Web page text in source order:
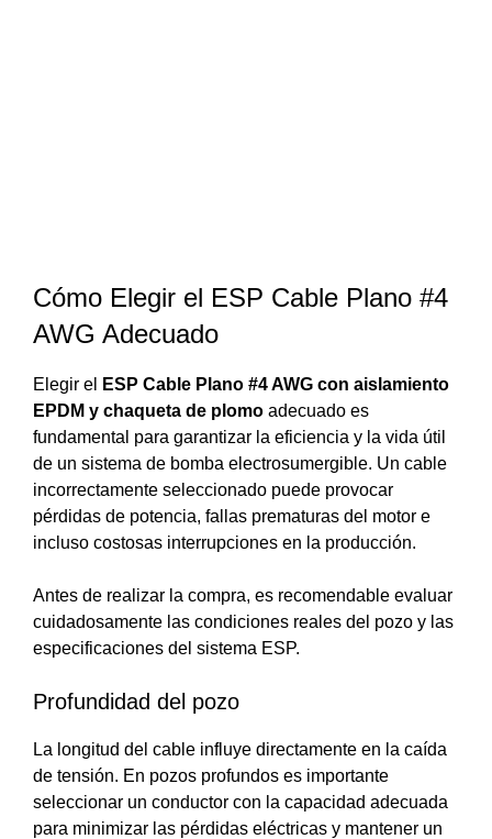
Cómo Elegir el ESP Cable Plano #4
AWG Adecuado
Elegir el
ESP Cable Plano #4 AWG con aislamiento
EPDM y chaqueta de plomo adecuado es
fundamental para garantizar la eficiencia y la vida útil
de un sistema de bomba electrosumergible. Un cable
incorrectamente seleccionado puede provocar
pérdidas de potencia, fallas prematuras del motor e
incluso costosas interrupciones en la producción.
Antes de realizar la compra, es recomendable evaluar
cuidadosamente las condiciones reales del pozo y las
especificaciones del sistema ESP.
Profundidad del pozo
La longitud del cable influye directamente en la caída
de tensión. En pozos profundos es importante
seleccionar un conductor con la capacidad adecuada
para minimizar las pérdidas eléctricas y mantener un